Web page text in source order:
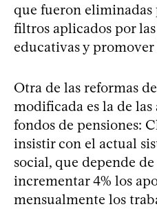
que fueron
filtros aplicados por
educativas y
Otra de las reformas
modificada es la de
fondos de pensiones:
insistir con el actual
social, que depende de
incrementar 4% los
mensualmente los